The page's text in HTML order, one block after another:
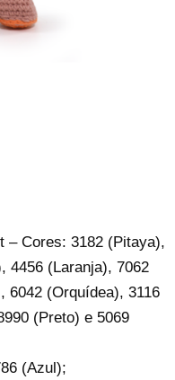
– Cores: 3182 (Pitaya),
4456 (Laranja), 7062
6042 (Orquídea), 3116
(Preto) e 5069
(Azul);